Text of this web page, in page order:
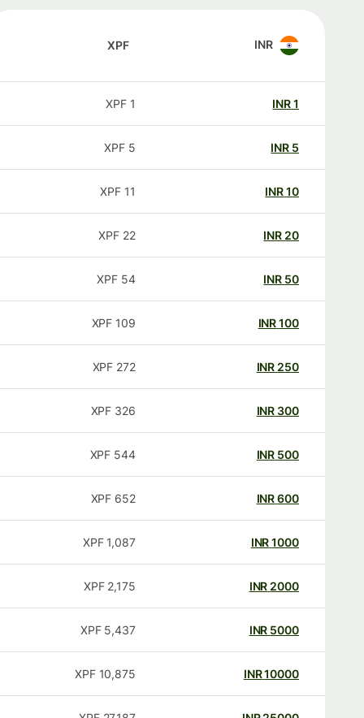
INR
XPF
INR
XPF
INR
XPF
INR
XPF
20
INR
XPF
50
INR
54
XPF
100
INR
109
XPF
250
INR
272
XPF
300
INR
326
XPF
500
INR
544
XPF
600
INR
652
XPF
1000
INR
1,087
XPF
2000
INR
2,175
XPF
5000
INR
5,437
XPF
10000
INR
10,875
XPF